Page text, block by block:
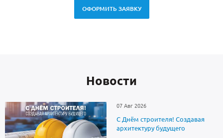
ОФОРМИТЬ ЗАЯВКУ
Новоcти
07 Авг 2026
С Днём строителя! Создавая
архитектуру будущего